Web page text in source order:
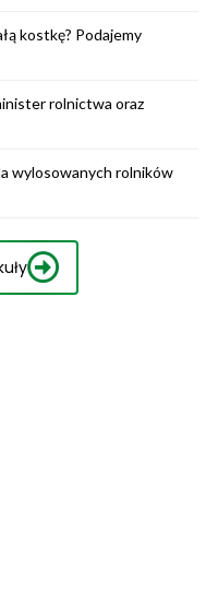
kostkę? Podajemy
rolnictwa oraz
wylosowanych rolników